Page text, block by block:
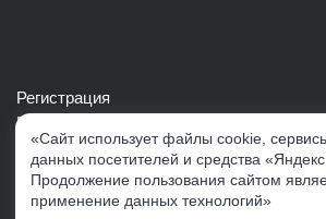
Регистрация
Войти в свой аккаунт
Скачать каталог продукции VERTUL
Следите за нами
«Сайт использует файлы cookie,
данных посетителей и средства
Продолжение пользования сайтом
применение данных технологий»